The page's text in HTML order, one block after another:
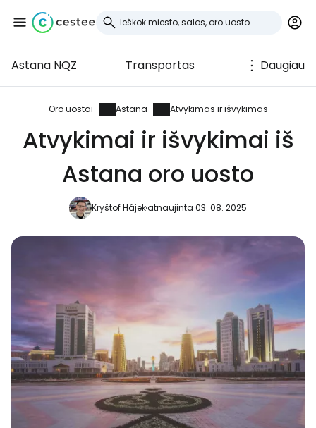
Astana NQZ Transportas Daugiau
Oro uostai Astana Atvykimas ir išvykimas
Atvykimai ir išvykimai iš
Astana oro uosto
Kryštof Hájekatnaujinta 03. 08. 2025
Prisijunkite prie
Cestee
... pasaulinė kelionių bendruomenė
Tęsti su Facebook
Tęsti el. paštu